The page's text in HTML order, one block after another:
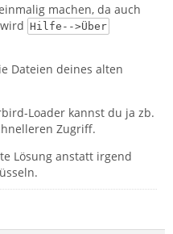
machen, da auch
Hilfe-->Über
Dateien deines alten
Loader kannst du ja zb.
Zugriff.
Lösung anstatt irgend